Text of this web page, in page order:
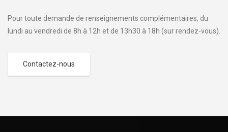
Pour toute demande de renseignements complémentaires, du
lundi au vendredi de 8h à 12h et de 13h30 à 18h (sur rendez-vous).
Contactez-nous